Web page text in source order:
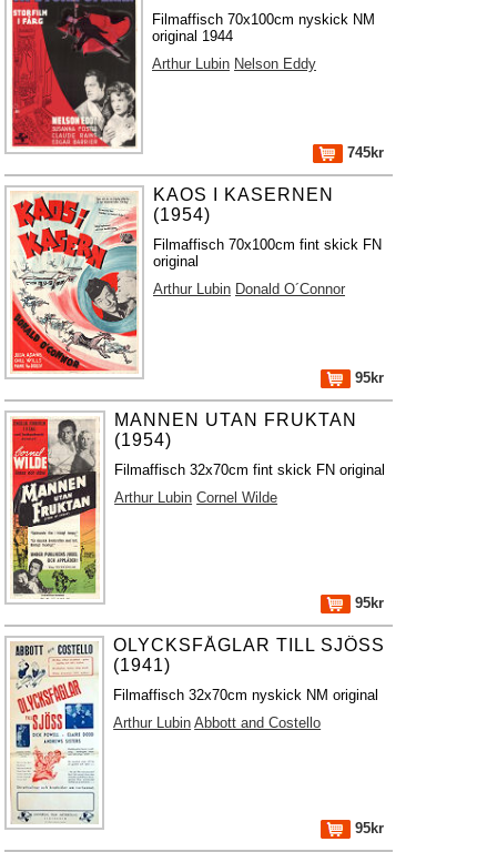
Filmaffisch 70x100cm nyskick NM
original 1944
Arthur Lubin Nelson Eddy
745kr
KAOS I KASERNEN
(1954)
Filmaffisch 70x100cm fint skick FN
original
Arthur Lubin Donald O´Connor
95kr
MANNEN UTAN FRUKTAN
(1954)
Filmaffisch 32x70cm fint skick FN original
Arthur Lubin Cornel Wilde
95kr
OLYCKSFÅGLAR TILL SJÖSS
(1941)
Filmaffisch 32x70cm nyskick NM original
Arthur Lubin Abbott and Costello
95kr